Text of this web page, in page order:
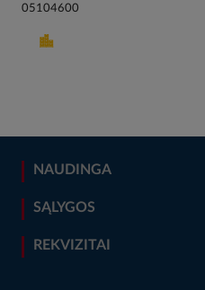
05104600
NAUDINGA
SĄLYGOS
REKVIZITAI